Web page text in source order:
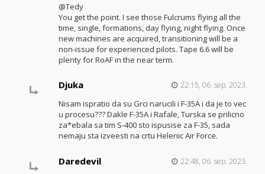
@Tedy
You get the point. I see those Fulcrums flying all the
time, single, formations, day flying, night flying. Once
new machines are acquired, transitioning will be a
non-issue for experienced pilots. Tape 6.6 will be
plenty for RoAF in the near term.
Djuka 22:15, 06. sep. 2023.
Nisam ispratio da su Grci narucili i F-35A i da je to vec
u procesu??? Dakle F-35A i Rafale, Turska se prilicno
za*ebala sa tim S-400 sto ispusise za F-35, sada
nemaju sta izveesti na crtu Helenic Air Force.
Daredevil 22:48, 06. sep. 2023.